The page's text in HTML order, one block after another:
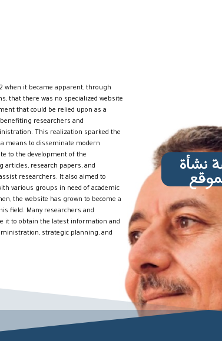
نشأة
when it became apparent, through
that there was no specialized website
that could be relied upon as a
researchers and
This realization sparked the
means to disseminate modern
to the development of the
research papers, and
researchers. It also aimed to
various groups in need of academic
the website has grown to become a
field. Many researchers and
it to obtain the latest information and
strategic planning, and